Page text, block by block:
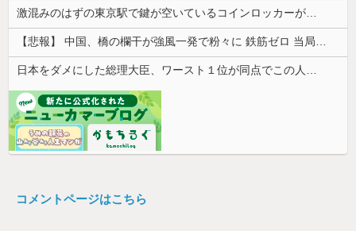
激混みのはずの東京駅で鍵が空いているコインロッカーが散見、「ラッキー」と思って中を確認してみると……
【悲報】 中国、橋の欄干が強風一発で粉々に 鉄筋ゼロ 当局「接着剤でくっつけただけ」「正常で、品質問題はない」
日本をダメにした総理大臣、ワースト１位が同点でこの人ｗｗｗｗｗｗ
コメントページはこちら